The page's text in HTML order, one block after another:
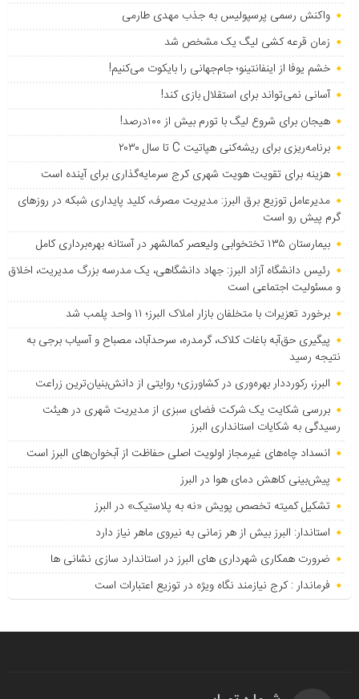
واکنش رسمی پرسپولیس به جذب مهدی طارمی
زمان قرعه کشی لیگ یک مشخص شد
خشم یوفا از اینفانتینو؛ جام‌جهانی را بایکوت می‌کنیم!
آسانی نمی‌تواند برای استقلال بازی کند!
هیجان برای شروع لیگ با تورم بیش از ۱۰۰درصد!
برنامه‌ریزی برای ریشه‌کنی هپاتیت C تا سال ۲۰۳۰
هزینه برای تقویت هویت شهری کرج سرمایه‌گذاری برای آینده است
مدیرعامل توزیع برق البرز: مدیریت مصرف، کلید پایداری شبکه در روزهای
گرم پیش رو است
بیمارستان ۱۳۵ تختخوابی ولیعصر کمالشهر در آستانه بهره‌برداری کامل
رئیس دانشگاه آزاد البرز: جهاد دانشگاهی، یک مدرسه بزرگ مدیریت، اخلاق
و مسئولیت اجتماعی است
برخورد تعزیرات با متخلفان بازار املاک البرز؛ ۱۱ واحد پلمب شد
پیگیری حق‌آبه باغات کلاک، گرمدره، سرحدآباد، مصباح و آسیاب برجی به
نتیجه رسید
البرز، رکورددار بهره‌وری در کشاورزی؛ روایتی از دانش‌بنیان‌ترین زراعت
بررسی شکایت یک شرکت فضای سبزی از مدیریت شهری در هیئت
رسیدگی به شکایات استانداری البرز
انسداد چاه‌های غیرمجاز اولویت اصلی حفاظت از آبخوان‌های البرز است
پیش‌بینی کاهش دمای هوا در البرز
تشکیل کمیته تخصص پویش «نه به پلاستیک» در البرز
استاندار: البرز بیش از هر زمانی به نیروی ماهر نیاز دارد
ضرورت همکاری شهرداری های البرز در استاندارد سازی نشانی ها
فرماندار : کرج نیازمند نگاه ویژه در توزیع اعتبارات است